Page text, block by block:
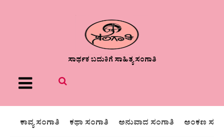
ಸಾರ್ಥಕ ಬದುಕಿಗೆ ಸಾಹಿತ್ಯ ಸಂಗಾತಿ
Menu
ಕಾವ್ಯ ಸಂಗಾತಿ ಕಥಾ ಸಂಗಾತಿ ಅನುವಾದ ಸಂಗಾತಿ ಅಂಕಣ